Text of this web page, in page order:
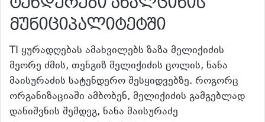
მუნიციპალიტეტში
TI ყურადღებას ამახვილებს ზაზა მელიქიძის
მეორე ძმის, თენგიზ მელიქიძის ცოლის, ნანა
მაისურაძის სატენდერო შესყიდვებზე. როგორც
ორგანიზაციაში ამბობენ, მელიქიძის გამგებლად
დანიშვნის შემდეგ, ნანა მაისურაძე